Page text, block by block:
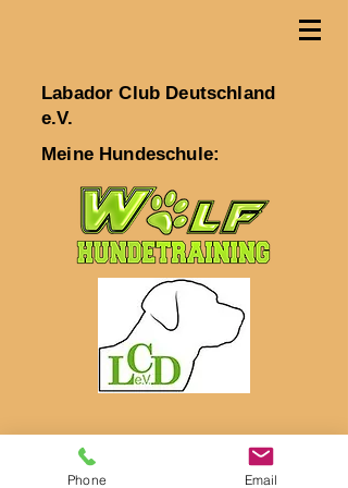
Labador Club Deutschland
e.V.
Meine Hundeschule:
Phone Email